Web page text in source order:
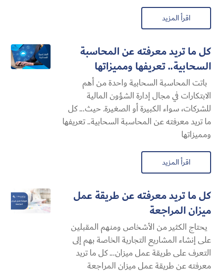
اقرأ المزيد
كل ما تريد معرفته عن المحاسبة
السحابية​.. تعريفها ومميزاتها
باتت المحاسبة السحابية​ واحدة من أهم
الابتكارات في مجال إدارة الشؤون المالية
للشركات، سواء الكبيرة أو الصغيرة. حيث... كل
ما تريد معرفته عن المحاسبة السحابية​.. تعريفها
ومميزاتها
اقرأ المزيد
كل ما تريد معرفته عن طريقة عمل
ميزان المراجعة
يحتاج الكثير من الأشخاص ومنهم المقبلين
على إنشاء المشاريع التجارية الخاصة بهم إلى
التعرف على طريقة عمل ميزان... كل ما تريد
معرفته عن طريقة عمل ميزان المراجعة